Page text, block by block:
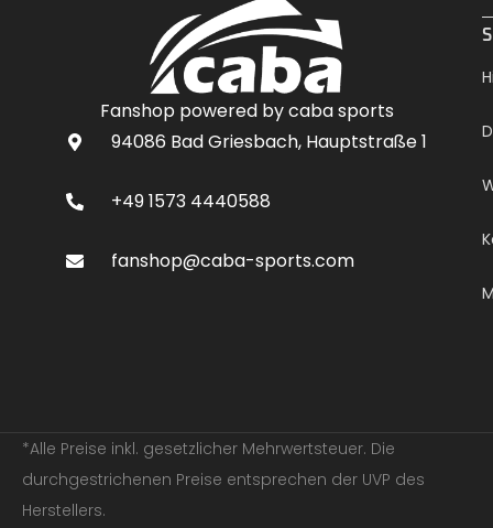
Fanshop powered by caba sports
94086 Bad Griesbach, Hauptstraße 1
+49 1573 4440588
fanshop@caba-sports.com
*Alle Preise inkl. gesetzlicher Mehrwertsteuer. Die
durchgestrichenen Preise entsprechen der UVP des
Herstellers.